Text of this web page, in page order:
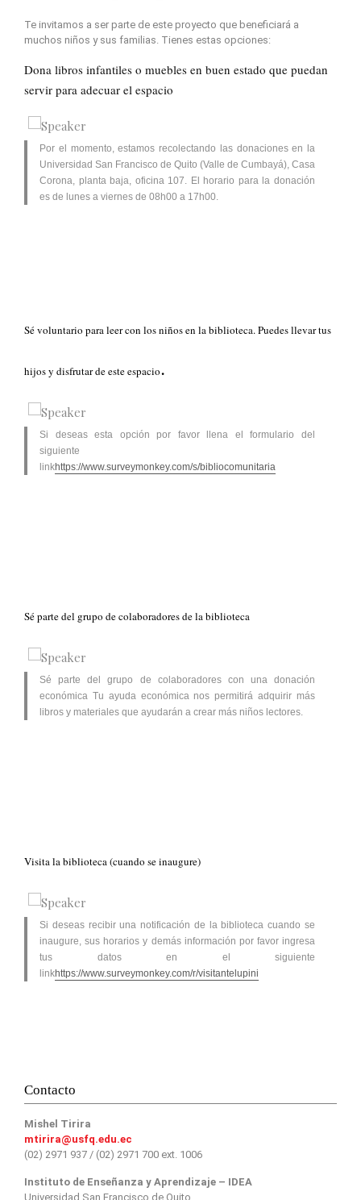
Te invitamos a ser parte de este proyecto que beneficiará a
muchos niños y sus familias. Tienes estas opciones:
Dona libros infantiles o muebles en buen estado que puedan
servir para adecuar el espacio
Por el momento, estamos recolectando las donaciones en la
Universidad San Francisco de Quito (Valle de Cumbayá), Casa
Corona, planta baja, oficina 107. El horario para la donación
es de lunes a viernes de 08h00 a 17h00.
Sé voluntario para leer con los niños en la biblioteca. Puedes llevar tus
hijos y disfrutar de este espacio.
Si deseas esta opción por favor llena el formulario del
siguiente
linkhttps://www.surveymonkey.com/s/bibliocomunitaria
Sé parte del grupo de colaboradores de la biblioteca
Sé parte del grupo de colaboradores con una donación
económica Tu ayuda económica nos permitirá adquirir más
libros y materiales que ayudarán a crear más niños lectores.
Visita la biblioteca (cuando se inaugure)
Si deseas recibir una notificación de la biblioteca cuando se
inaugure, sus horarios y demás información por favor ingresa
tus datos en el siguiente
linkhttps://www.surveymonkey.com/r/visitantelupini
Contacto
Mishel Tirira
mtirira@usfq.edu.ec
(02) 2971 937 / (02) 2971 700 ext. 1006
Instituto de Enseñanza y Aprendizaje – IDEA
Universidad San Francisco de Quito